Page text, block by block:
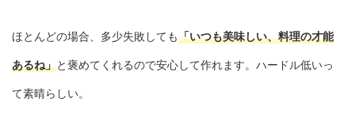
ほとんどの場合、多少失敗しても「いつも美味しい、料理の才能
あるね」と褒めてくれるので安心して作れます。ハードル低いっ
て素晴らしい。